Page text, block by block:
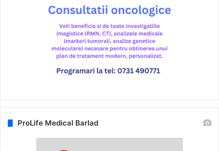
ProLife Medical Barlad